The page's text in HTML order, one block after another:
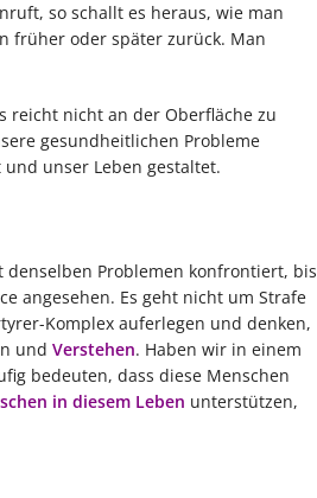
so schallt es heraus, wie man
früher oder später zurück. Man
reicht nicht an der Oberfläche zu
gesundheitlichen Probleme
unser Leben gestaltet.
Problemen konfrontiert, bis
angesehen. Es geht nicht um Strafe
Komplex auferlegen und denken,
und Verstehen. Haben wir in einem
bedeuten, dass diese Menschen
in diesem Leben unterstützen,